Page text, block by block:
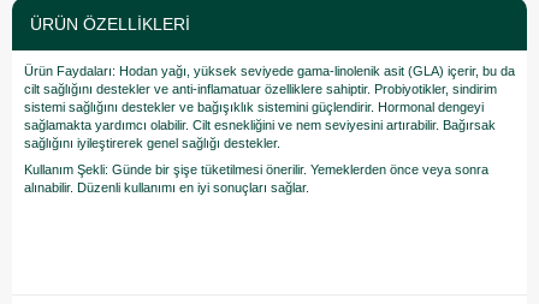
ÜRÜN ÖZELLIKLERI
Ürün Faydaları: Hodan yağı, yüksek seviyede gama-linolenik asit (GLA) içerir, bu da
cilt sağlığını destekler ve anti-inflamatuar özelliklere sahiptir. Probiyotikler, sindirim
sistemi sağlığını destekler ve bağışıklık sistemini güçlendirir. Hormonal dengeyi
sağlamakta yardımcı olabilir. Cilt esnekliğini ve nem seviyesini artırabilir. Bağırsak
sağlığını iyileştirerek genel sağlığı destekler.
Kullanım Şekli: Günde bir şişe tüketilmesi önerilir. Yemeklerden önce veya sonra
alınabilir. Düzenli kullanımı en iyi sonuçları sağlar.